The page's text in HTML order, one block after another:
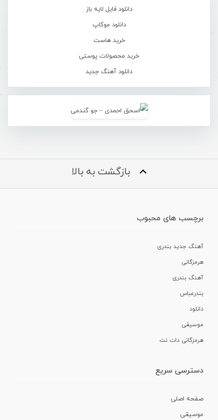
دانلود فایل لایه باز
دانلود موکاپ
خرید هاست
خرید محصولات پوستی
دانلود آهنگ جدید
بازگشت به بالا
برچسب های محبوب
آهنگ جدید بندری
هرمزگانی
آهنگ بندری
بندرعباس
دانلود
موسیقی
هرمزگانی دات نت
دسترسی سریع
صفحه اصلی
موسیقی